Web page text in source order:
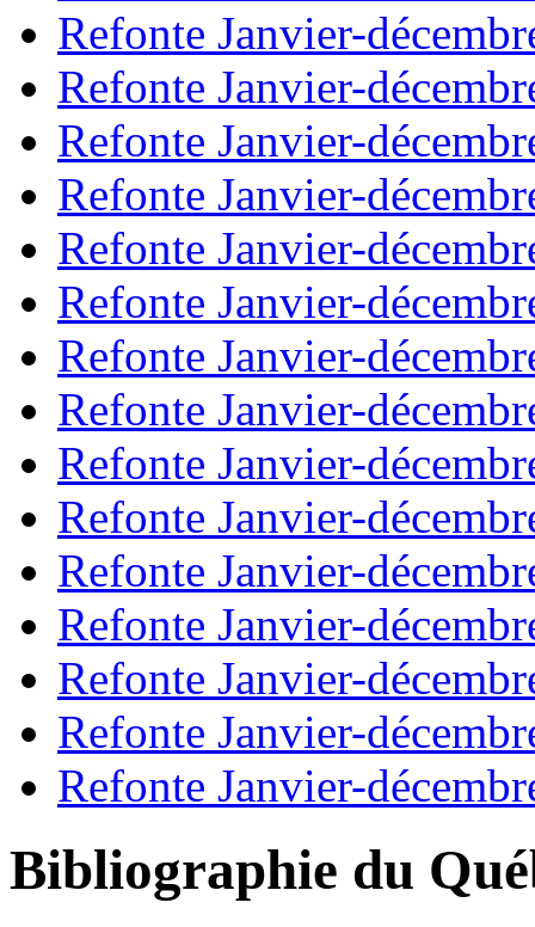
Refonte Janvier-
Refonte Janvier-
Refonte Janvier-
Refonte Janvier-
Refonte Janvier-
Refonte Janvier-
Refonte Janvier-
Refonte Janvier-
Refonte Janvier-
Refonte Janvier-
Refonte Janvier-
Refonte Janvier-
Refonte Janvier-
Refonte Janvier-
Refonte Janvier-
Bibliographie du